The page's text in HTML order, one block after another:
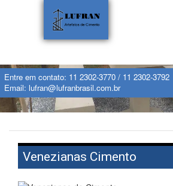
Entre em contato: 11 2302-3770/ 11 2302-3792
Email: lufran@lufranbrasil.com.br
Venezianas Cimento